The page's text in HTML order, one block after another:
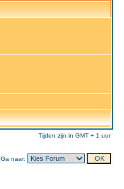
Tijden zijn in GMT + 1 uur
Ga naar: